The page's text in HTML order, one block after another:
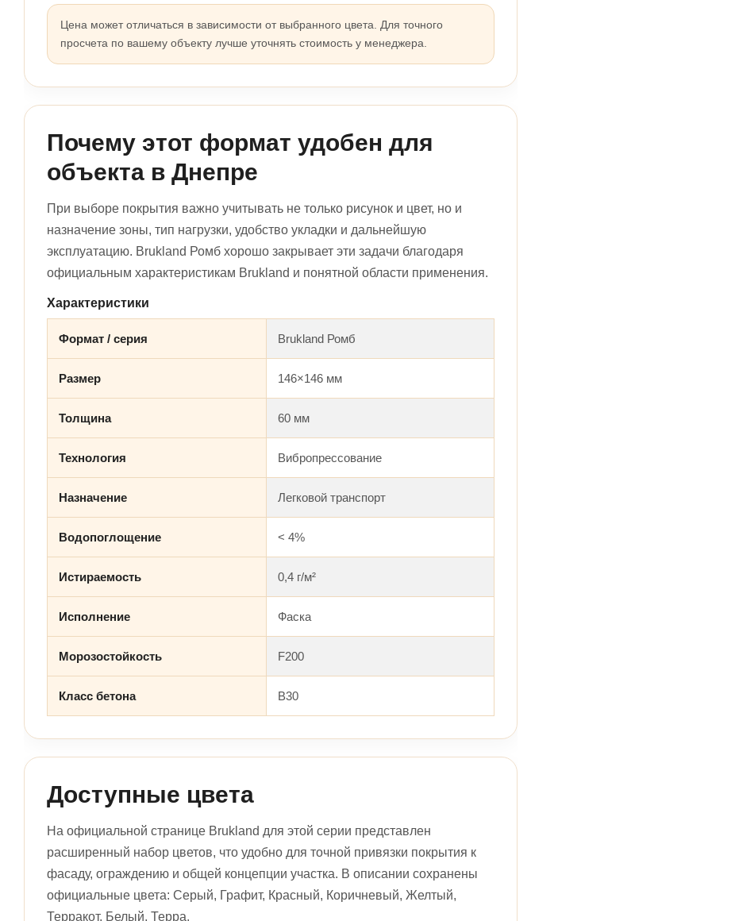
Цена может отличаться в зависимости от выбранного цвета. Для точного
просчета по вашему объекту лучше уточнять стоимость у менеджера.
Почему этот формат удобен для
объекта в Днепре
При выборе покрытия важно учитывать не только рисунок и цвет, но и
назначение зоны, тип нагрузки, удобство укладки и дальнейшую
эксплуатацию. Brukland Ромб хорошо закрывает эти задачи благодаря
официальным характеристикам Brukland и понятной области применения.
Характеристики
Формат / серия Brukland Ромб
Размер 146×146 мм
Толщина 60 мм
Технология Вибропрессование
Назначение Легковой транспорт
Водопоглощение < 4%
Истираемость 0,4 г/м²
Исполнение Фаска
Морозостойкость F200
Класс бетона B30
Доступные цвета
На официальной странице Brukland для этой серии представлен
расширенный набор цветов, что удобно для точной привязки покрытия к
фасаду, ограждению и общей концепции участка. В описании сохранены
официальные цвета: Серый, Графит, Красный, Коричневый, Желтый,
Терракот, Белый, Терра.